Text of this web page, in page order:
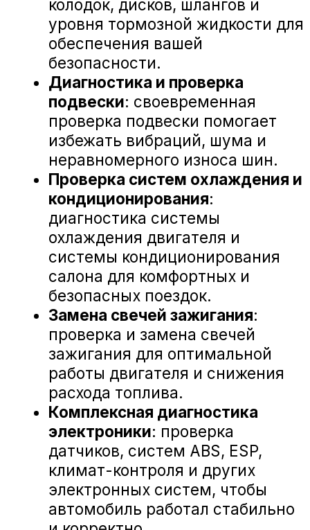
А-Драйв Volkswagen на карте Воронежа — Яндекс Карты
Mercedes-Benz
BMW
Porsche
Volkswagen
NORDCROSS (Lynk&Co)
«А-ДРАЙВ» ОФИЦИАЛЬНЫЙ ДИЛЕР
Voyah